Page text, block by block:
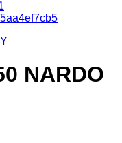
NARDO